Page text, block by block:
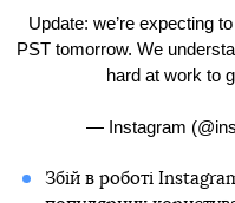
Update: we’re expecting
PST tomorrow. We
hard at work to
— Instagram
Збій в роботі